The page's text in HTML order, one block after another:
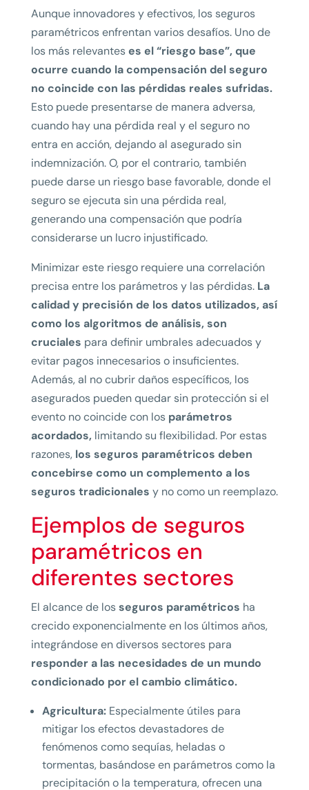
Aunque innovadores y efectivos, los seguros
paramétricos enfrentan varios desafíos. Uno de
los más relevanteses el “riesgo base”, que
ocurre cuando la compensación del seguro
no coincide con las pérdidas reales sufridas.
Esto puede presentarse de manera adversa,
cuando hay una pérdida real y el seguro no
entra en acción, dejando al asegurado sin
indemnización. O, por el contrario, también
puede darse un riesgo base favorable, donde el
seguro se ejecuta sin una pérdida real,
generando una compensación que podría
considerarse un lucro injustificado.
Minimizar este riesgo requiere una correlación
precisa entre los parámetros y las pérdidas. La
calidad y precisión de los datos utilizados, así
como los algoritmos de análisis, son
cruciales para definir umbrales adecuados y
evitar pagos innecesarios o insuficientes.
Además, al no cubrir daños específicos, los
asegurados pueden quedar sin protección si el
evento no coincide con losparámetros
acordados, limitando su flexibilidad. Por estas
razones, los seguros paramétricos deben
concebirse como un complemento a los
seguros tradicionales y no como un reemplazo.
Ejemplos de seguros
paramétricos en
diferentes sectores
El alcance de losseguros paramétricos ha
crecido exponencialmente en los últimos años,
integrándose en diversos sectores para
responder a las necesidades de un mundo
condicionado por el cambio climático.
Agricultura:Especialmente útiles para
mitigar los efectos devastadores de
fenómenos como sequías, heladas o
tormentas, basándose en parámetros como la
precipitación o la temperatura, ofrecen una